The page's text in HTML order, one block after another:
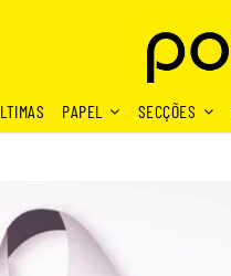
PAPEL SECÇÕES